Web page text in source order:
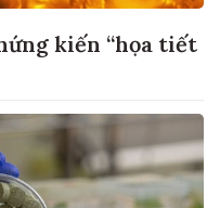
kiến “họa tiết